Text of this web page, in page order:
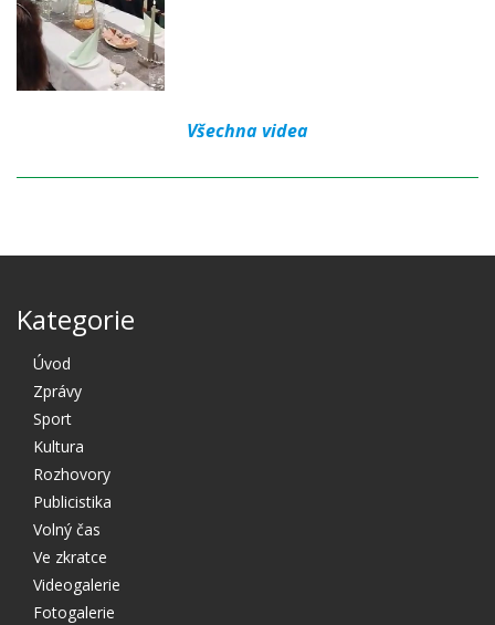
Všechna videa
Kategorie
Úvod
Zprávy
Sport
Kultura
Rozhovory
Publicistika
Volný čas
Ve zkratce
Videogalerie
Fotogalerie